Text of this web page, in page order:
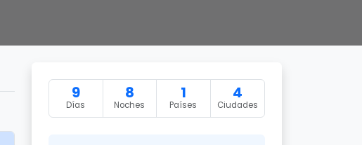
9
Días
8
Noches
1
Países
4
Ciudades